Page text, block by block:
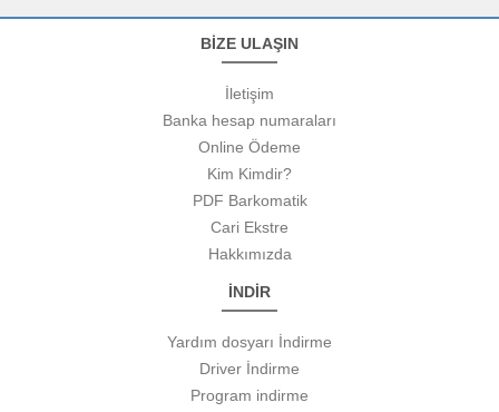
BİZE ULAŞIN
İletişim
Banka hesap numaraları
Online Ödeme
Kim Kimdir?
PDF Barkomatik
Cari Ekstre
Hakkımızda
İNDİR
Yardım dosyarı İndirme
Driver İndirme
Program indirme